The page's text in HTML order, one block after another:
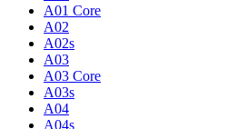
A01 Core
A02
A02s
A03
A03 Core
A03s
A04
A04s